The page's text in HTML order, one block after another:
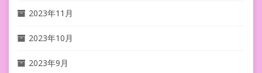
2023年11月
2023年10月
2023年9月